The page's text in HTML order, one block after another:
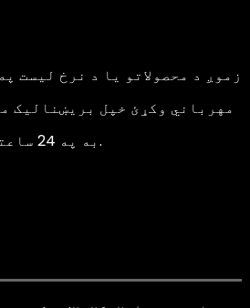
زموږ د محصولاتو یا د نرخ لیست
مهرباني وکړئ خپل بریښنالیک
به په 24 ساعتونو کې اړیکه ونیسو.